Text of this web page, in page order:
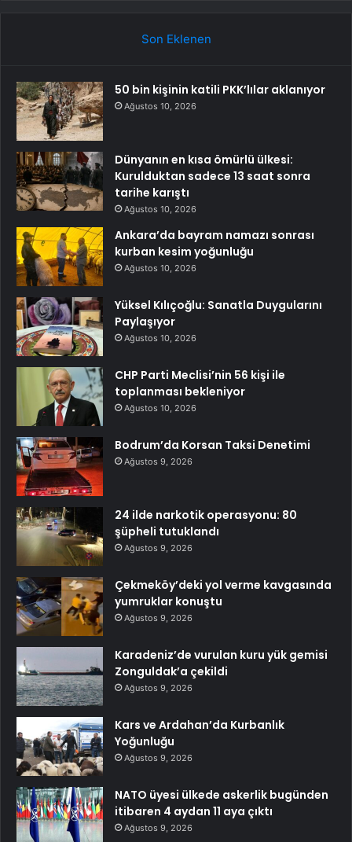
Son Eklenen
50 bin kişinin katili PKK’lılar aklanıyor
Ağustos 10, 2026
Dünyanın en kısa ömürlü ülkesi:
Kurulduktan sadece 13 saat sonra
tarihe karıştı
Ağustos 10, 2026
Ankara’da bayram namazı sonrası
kurban kesim yoğunluğu
Ağustos 10, 2026
Yüksel Kılıçoğlu: Sanatla Duygularını
Paylaşıyor
Ağustos 10, 2026
CHP Parti Meclisi’nin 56 kişi ile
toplanması bekleniyor
Ağustos 10, 2026
Bodrum’da Korsan Taksi Denetimi
Ağustos 9, 2026
24 ilde narkotik operasyonu: 80
şüpheli tutuklandı
Ağustos 9, 2026
Çekmeköy’deki yol verme kavgasında
yumruklar konuştu
Ağustos 9, 2026
Karadeniz’de vurulan kuru yük gemisi
Zonguldak’a çekildi
Ağustos 9, 2026
Kars ve Ardahan’da Kurbanlık
Yoğunluğu
Ağustos 9, 2026
NATO üyesi ülkede askerlik bugünden
itibaren 4 aydan 11 aya çıktı
Ağustos 9, 2026